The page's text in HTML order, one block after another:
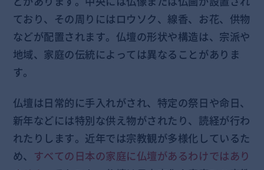
ており、その周りにはロウソク、線香、お花、供物
などが配置されます。仏壇の形状や構造は、宗派や
地域、家庭の伝統によっては異なることがありま
す。
仏壇は日常的に手入れがされ、特定の祭日や命日、
新年などには特別な供え物がされたり、読経が行わ
れたりします。近年では宗教観が多様化しているた
め、 すべての日本の家庭に仏壇があるわけではあり